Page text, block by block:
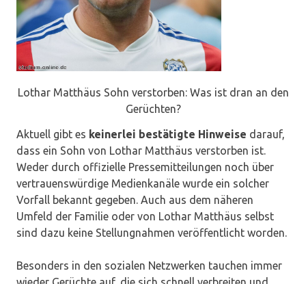
Lothar Matthäus Sohn verstorben: Was ist dran an den
Gerüchten?
Aktuell gibt es keinerlei bestätigte Hinweise darauf,
dass ein Sohn von Lothar Matthäus verstorben ist.
Weder durch offizielle Pressemitteilungen noch über
vertrauenswürdige Medienkanäle wurde ein solcher
Vorfall bekannt gegeben. Auch aus dem näheren
Umfeld der Familie oder von Lothar Matthäus selbst
sind dazu keine Stellungnahmen veröffentlicht worden.
Besonders in den sozialen Netzwerken tauchen immer